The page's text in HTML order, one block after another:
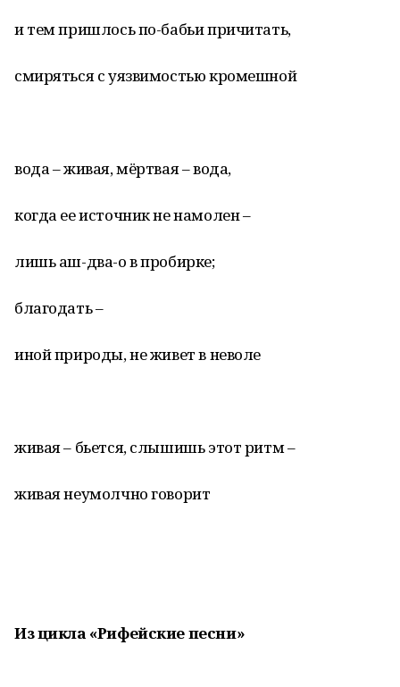
и тем пришлось по-бабьи причитать,
смиряться с уязвимостью кромешной
вода – живая, мёртвая – вода,
когда ее источник не намолен –
лишь аш-два-о в пробирке;
благодать –
иной природы, не живет в неволе
живая – бьется, слышишь этот ритм –
живая неумолчно говорит
Из цикла «Рифейские песни»